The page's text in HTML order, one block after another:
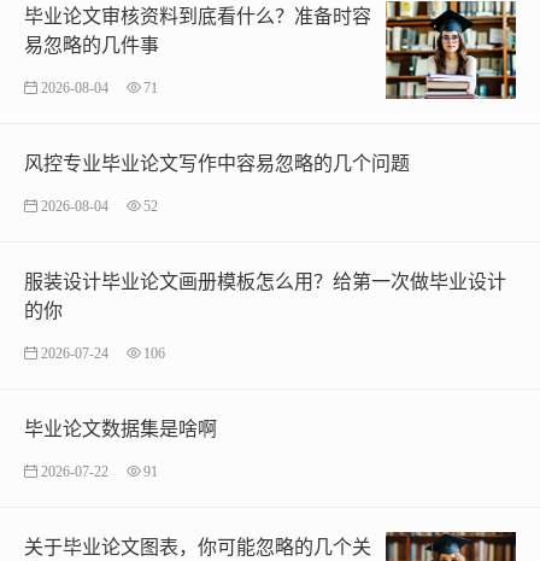
毕业论文审核资料到底看什么？准备时容
易忽略的几件事
2026-08-04 71
风控专业毕业论文写作中容易忽略的几个问题
2026-08-04 52
服装设计毕业论文画册模板怎么用？给第一次做毕业设计
的你
2026-07-24 106
毕业论文数据集是啥啊
2026-07-22 91
关于毕业论文图表，你可能忽略的几个关